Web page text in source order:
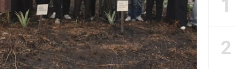
Haul Ke 48 Sang Perancang Lambang Negara
Praben Kubu Raya Mandiri Tanpa Dana APBD